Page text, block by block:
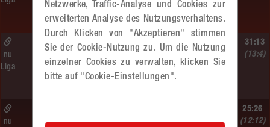
Hypo NÖ –
MADx WAT Atzgersdorf
So. 07.06.2026 | 09:10 Uhr |
WAT Brigittenau
nu
Liga
31:13
(13:4)
WU18
nu
25:26
(12:12)
Netzwerke, Traffic-Analyse und Cookies zur
erweiterten Analyse des Nutzungsverhaltens.
Durch Klicken von "Akzeptieren" stimmen
Sie der Cookie-Nutzung zu. Um die Nutzung
einzelner Cookies zu verwalten, klicken Sie
bitte auf "Cookie-Einstellungen".